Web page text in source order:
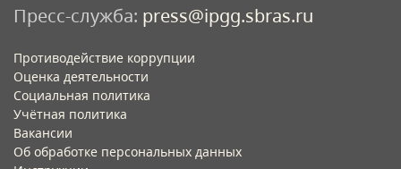
Пресс-служба: press@ipgg.sbras.ru
Противодействие коррупции
Оценка деятельности
Социальная политика
Учётная политика​
Вакансии​
Об обработке персональных данных​